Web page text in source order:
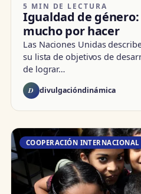
5 MIN DE LECTURA
Igualdad de
mucho por hacer
Las Naciones Unidas
su lista de objetivos de
de lograr…
D divulgacióndinámica
COOPERACIÓN INTERNACIONAL